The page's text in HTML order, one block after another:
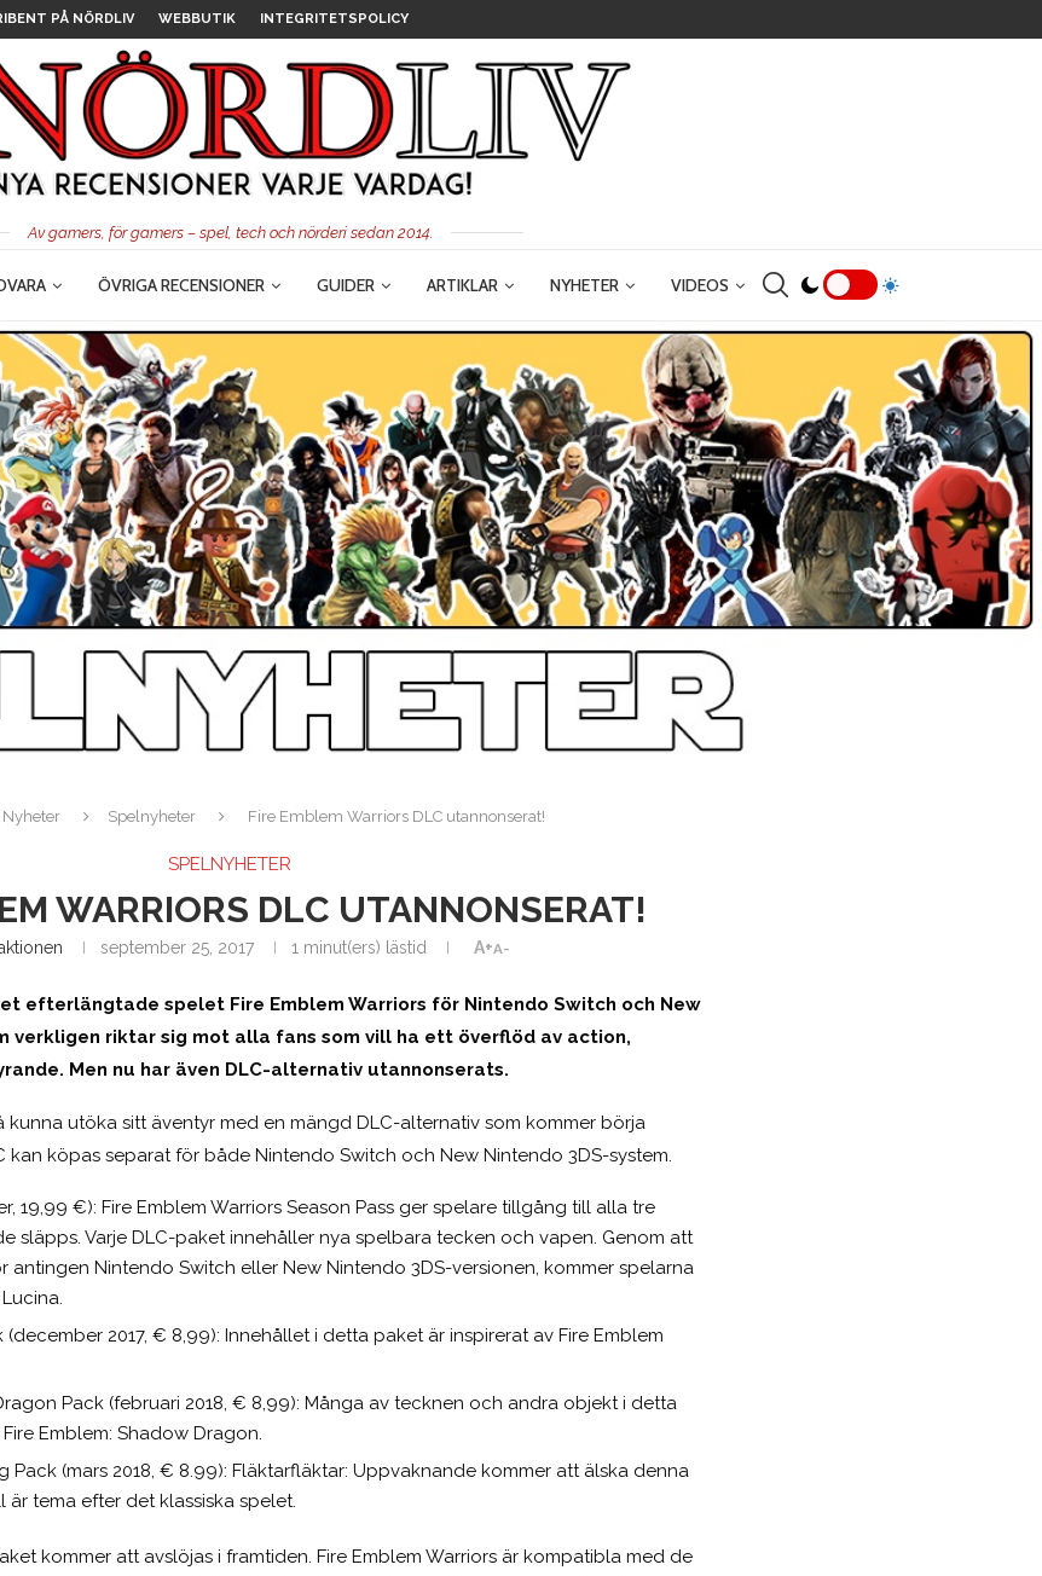
PÅ NÖRDLIV WEBBUTIK INTEGRITETSPOLICY
Av gamers, för gamers – spel, tech och nörderi sedan 2014.
ÖVRIGA RECENSIONER GUIDER ARTIKLAR NYHETER VIDEOS
Nyheter Spelnyheter Fire Emblem Warriors DLC utannonserat!
SPELNYHETER
WARRIORS DLC UTANNONSERAT!
september 25, 2017 1 minut(ers) lästid A+A-
efterlängtade spelet Fire Emblem Warriors för Nintendo Switch och New
verkligen riktar sig mot alla fans som vill ha ett överflöd av action,
Men nu har även DLC-alternativ utannonserats.
kunna utöka sitt äventyr med en mängd DLC-alternativ som kommer börja
kan köpas separat för både Nintendo Switch och New Nintendo 3DS-system.
19,99 €): Fire Emblem Warriors Season Pass ger spelare tillgång till alla tre
släpps. Varje DLC-paket innehåller nya spelbara tecken och vapen. Genom att
antingen Nintendo Switch eller New Nintendo 3DS-versionen, kommer spelarna
(december 2017, € 8,99): Innehållet i detta paket är inspirerat av Fire Emblem
Pack (februari 2018, € 8,99): Många av tecknen och andra objekt i detta
Emblem: Shadow Dragon.
Pack (mars 2018, € 8.99): Fläktarfläktar: Uppvaknande kommer att älska denna
är tema efter det klassiska spelet.
kommer att avslöjas i framtiden. Fire Emblem Warriors är kompatibla med de